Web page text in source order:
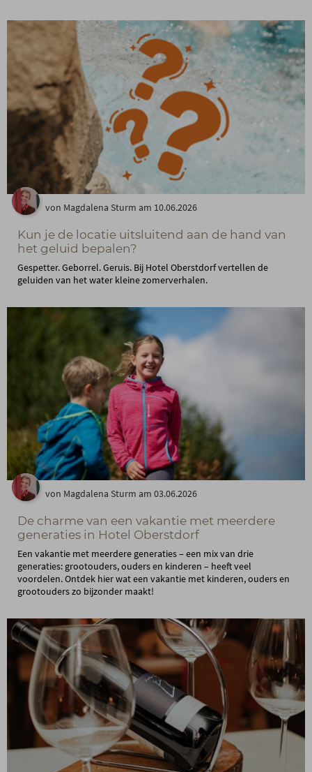
von Magdalena Sturm am 10.06.2026
Kun je de locatie uitsluitend aan de hand van
het geluid bepalen?
Gespetter. Geborrel. Geruis. Bij Hotel Oberstdorf vertellen de
geluiden van het water kleine zomerverhalen.
von Magdalena Sturm am 03.06.2026
De charme van een vakantie met meerdere
generaties in Hotel Oberstdorf
Een vakantie met meerdere generaties – een mix van drie
generaties: grootouders, ouders en kinderen – heeft veel
voordelen. Ontdek hier wat een vakantie met kinderen, ouders en
grootouders zo bijzonder maakt!